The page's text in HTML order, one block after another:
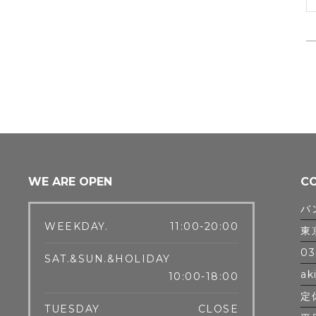
WE ARE OPEN
WEEKDAY. 11:00-20:00
SAT.&SUN.&HOLIDAY
10:00-18:00
TUESDAY CLOSE
バ
東
定